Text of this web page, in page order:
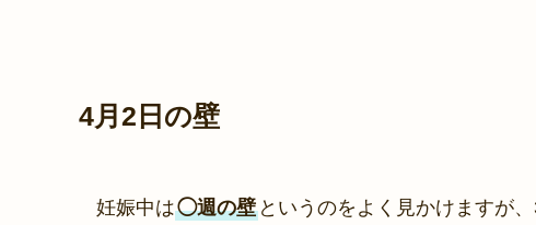
4月2日の壁
妊娠中は◯週の壁 というのをよく見かけますが